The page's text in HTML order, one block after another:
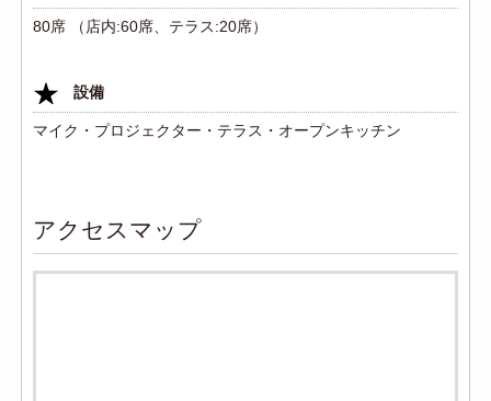
80席 （店内:60席、テラス:20席）
設備
マイク・プロジェクター・テラス・オープンキッチン
アクセスマップ